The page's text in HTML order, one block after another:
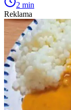
2 min
Reklama